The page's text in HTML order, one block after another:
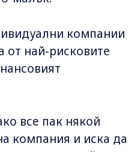
компании
от най-рисковите
все пак някой
компания и иска да